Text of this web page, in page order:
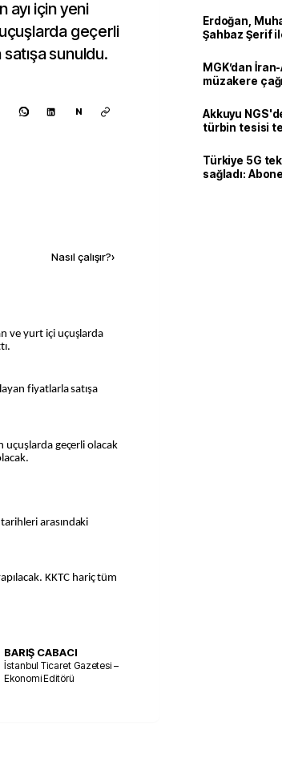
ayı için yeni
geçerli
sunuldu.
N
Nasıl çalışır?›
fiyatlarla satışa
geçerli olacak
arasındaki
KKTC hariç tüm
BARIŞ CABACI
İstanbul Ticaret Gazetesi –
Ekonomi Editörü
Erdoğan,
Şahbaz Şerif
MGK’dan
müzakere
Akkuyu
türbin tesisi
Türkiye 5G
sağladı: